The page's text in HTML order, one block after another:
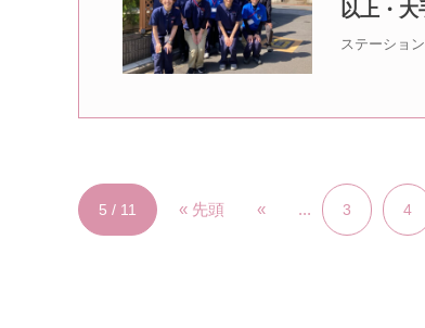
以上・大
ステーショ
5 / 11 « 先頭 « ... 3 4